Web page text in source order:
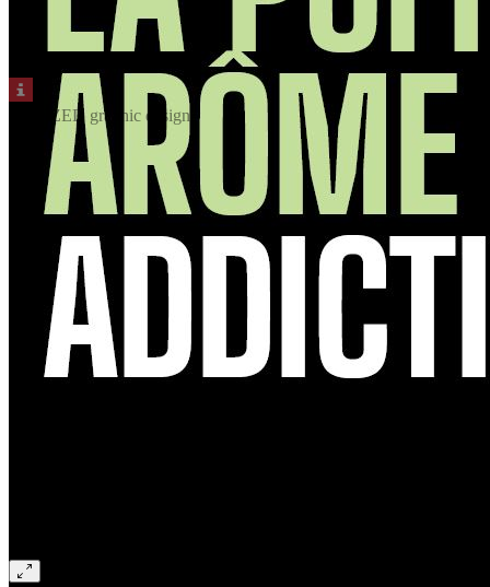
© ENZED graphic design
Previous Next